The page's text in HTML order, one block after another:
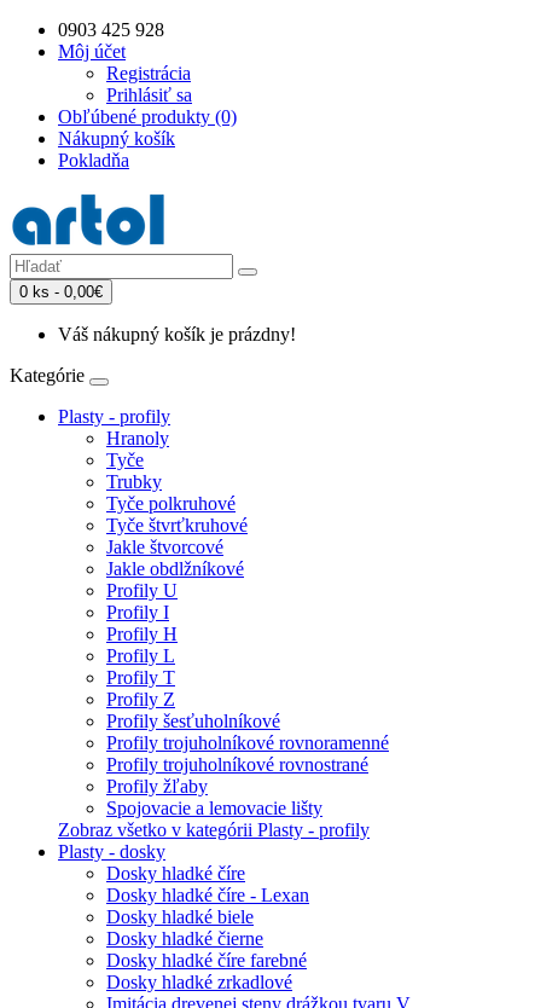
0903 425 928
Môj účet
Registrácia
Prihlásiť sa
Obľúbené produkty (0)
Nákupný košík
Pokladňa
0 ks - 0,00€
Váš nákupný košík je prázdny!
Kategórie
Plasty - profily
Hranoly
Tyče
Trubky
Tyče polkruhové
Tyče štvrťkruhové
Jakle štvorcové
Jakle obdlžníkové
Profily U
Profily I
Profily H
Profily L
Profily T
Profily Z
Profily šesťuholníkové
Profily trojuholníkové rovnoramenné
Profily trojuholníkové rovnostrané
Profily žľaby
Spojovacie a lemovacie lišty
Zobraz všetko v kategórii Plasty - profily
Plasty - dosky
Dosky hladké číre
Dosky hladké číre - Lexan
Dosky hladké biele
Dosky hladké čierne
Dosky hladké číre farebné
Dosky hladké zrkadlové
Imitácia drevenej steny drážkou tvaru V